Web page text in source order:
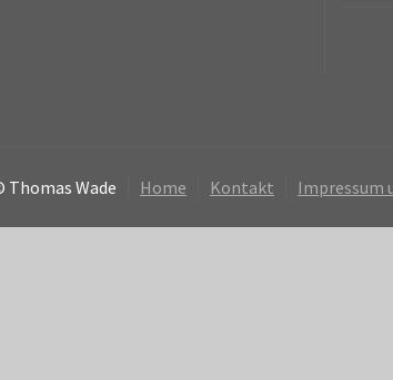
Wade Home Kontakt Impressum